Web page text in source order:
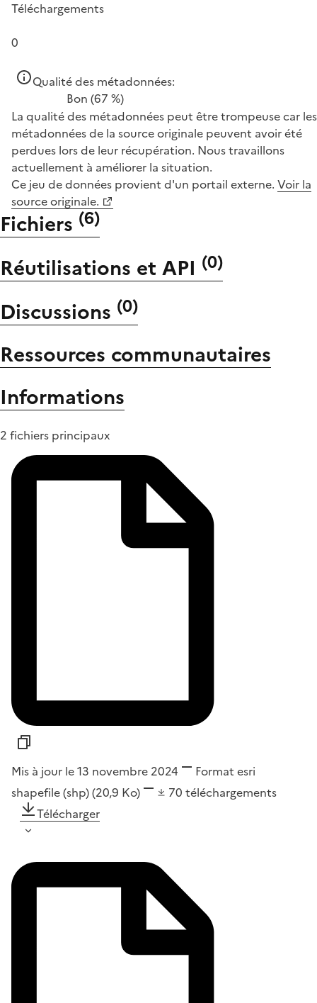
Téléchargements
0
Qualité des métadonnées:
Bon (67 %)
La qualité des métadonnées peut être trompeuse car les
métadonnées de la source originale peuvent avoir été
perdues lors de leur récupération. Nous travaillons
actuellement à améliorer la situation.
Ce jeu de données provient d'un portail externe. Voir la
source originale.
Fichiers (6)
Réutilisations et API (0)
Discussions (0)
Ressources communautaires
Informations
2 fichiers principaux
Mis à jour le 13 novembre 2024 Format esri
shapefile (shp)(20,9 Ko) 70 téléchargements
Télécharger